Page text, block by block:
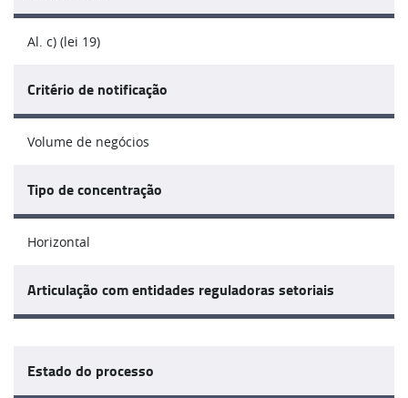
Al. c) (lei 19)
Critério de notificação
Volume de negócios
Tipo de concentração
Horizontal
Articulação com entidades reguladoras setoriais
Estado do processo